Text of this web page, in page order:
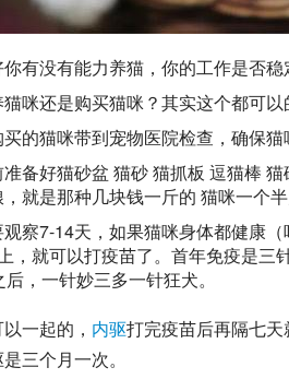
有没有能力养猫，你的工作是否稳
咪还是购买猫咪？其实这个都可以
的猫咪带到宠物医院检查，确保猫
备好猫砂盆 猫砂猫抓板 逗猫棒 猫
就是那种几块钱一斤的 猫咪一个
察7-14天，如果猫咪身体都健康
，就可以打疫苗了。首年免疫是三
，一针妙三多一针狂犬。
一起的， 内驱打完疫苗后再隔七
三个月一次。